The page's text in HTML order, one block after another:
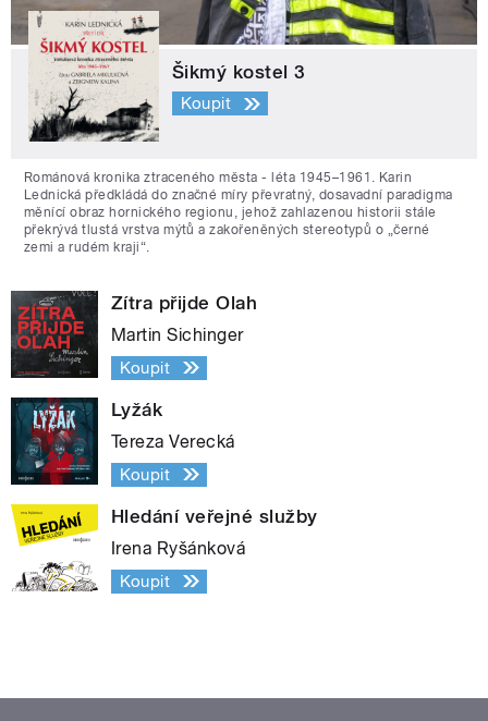
Šikmý kostel 3
Koupit
Románová kronika ztraceného města - léta 1945–1961. Karin
Lednická předkládá do značné míry převratný, dosavadní paradigma
měnící obraz hornického regionu, jehož zahlazenou historii stále
překrývá tlustá vrstva mýtů a zakořeněných stereotypů o „černé
zemi a rudém kraji“.
Zítra přijde Olah
Martin Sichinger
Koupit
Lyžák
Tereza Verecká
Koupit
Hledání veřejné služby
Irena Ryšánková
Koupit